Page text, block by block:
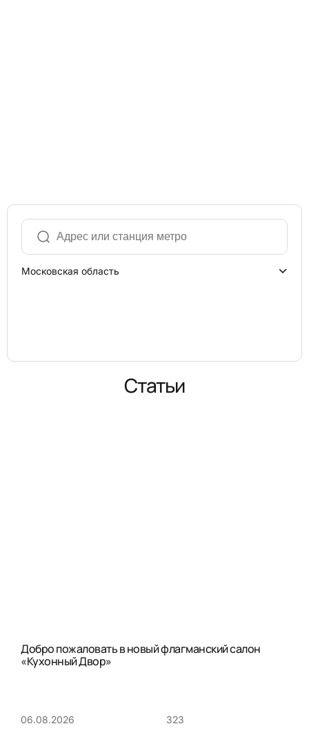
Московская область
Статьи
Добро пожаловать в новый флагманский салон
«Кухонный Двор»
06.08.2026 323